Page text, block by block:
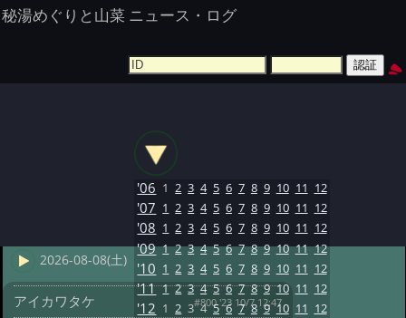
秘湯めぐりと山菜 ニュース・ログ
2026-08-08(土)
アイカワタケ #800 '23 10/7 12:47
'06 1 2 3 4 5 6 7 8 9 10 11 12
'07 1 2 3 4 5 6 7 8 9 10 11 12
'08 1 2 3 4 5 6 7 8 9 10 11 12
'09 1 2 3 4 5 6 7 8 9 10 11 12
'10 1 2 3 4 5 6 7 8 9 10 11 12
'11 1 2 3 4 5 6 7 8 9 10 11 12
'12 1 2 3 4 5 6 7 8 9 10 11 12